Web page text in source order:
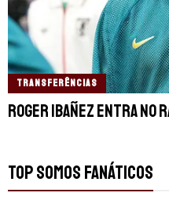
TRANSFERÊNCIAS
Roger Ibañez entra no
TOP SOMOS FANÁTICOS